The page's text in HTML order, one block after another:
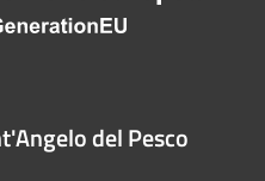
del Pesco